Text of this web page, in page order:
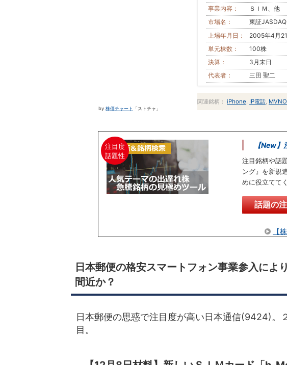
by 株価チャート 「ストチャ」
事業内容：
ＳＩＭ、他
市場名：
東証
上場年月日：
2005年4月
単元株数：
100株
決算：
3月末日
代表者：
三田 聖二
関連銘柄： iPhone, IP電話,
注目度
話題性
【New
注目銘柄や話
ング』を新規
めに役立てて
話題の
【
日本郵便の格安スマートフォン事業参入によ
間近か？
日本郵便の思惑で注目度が高い日本通信(9424)。
目。